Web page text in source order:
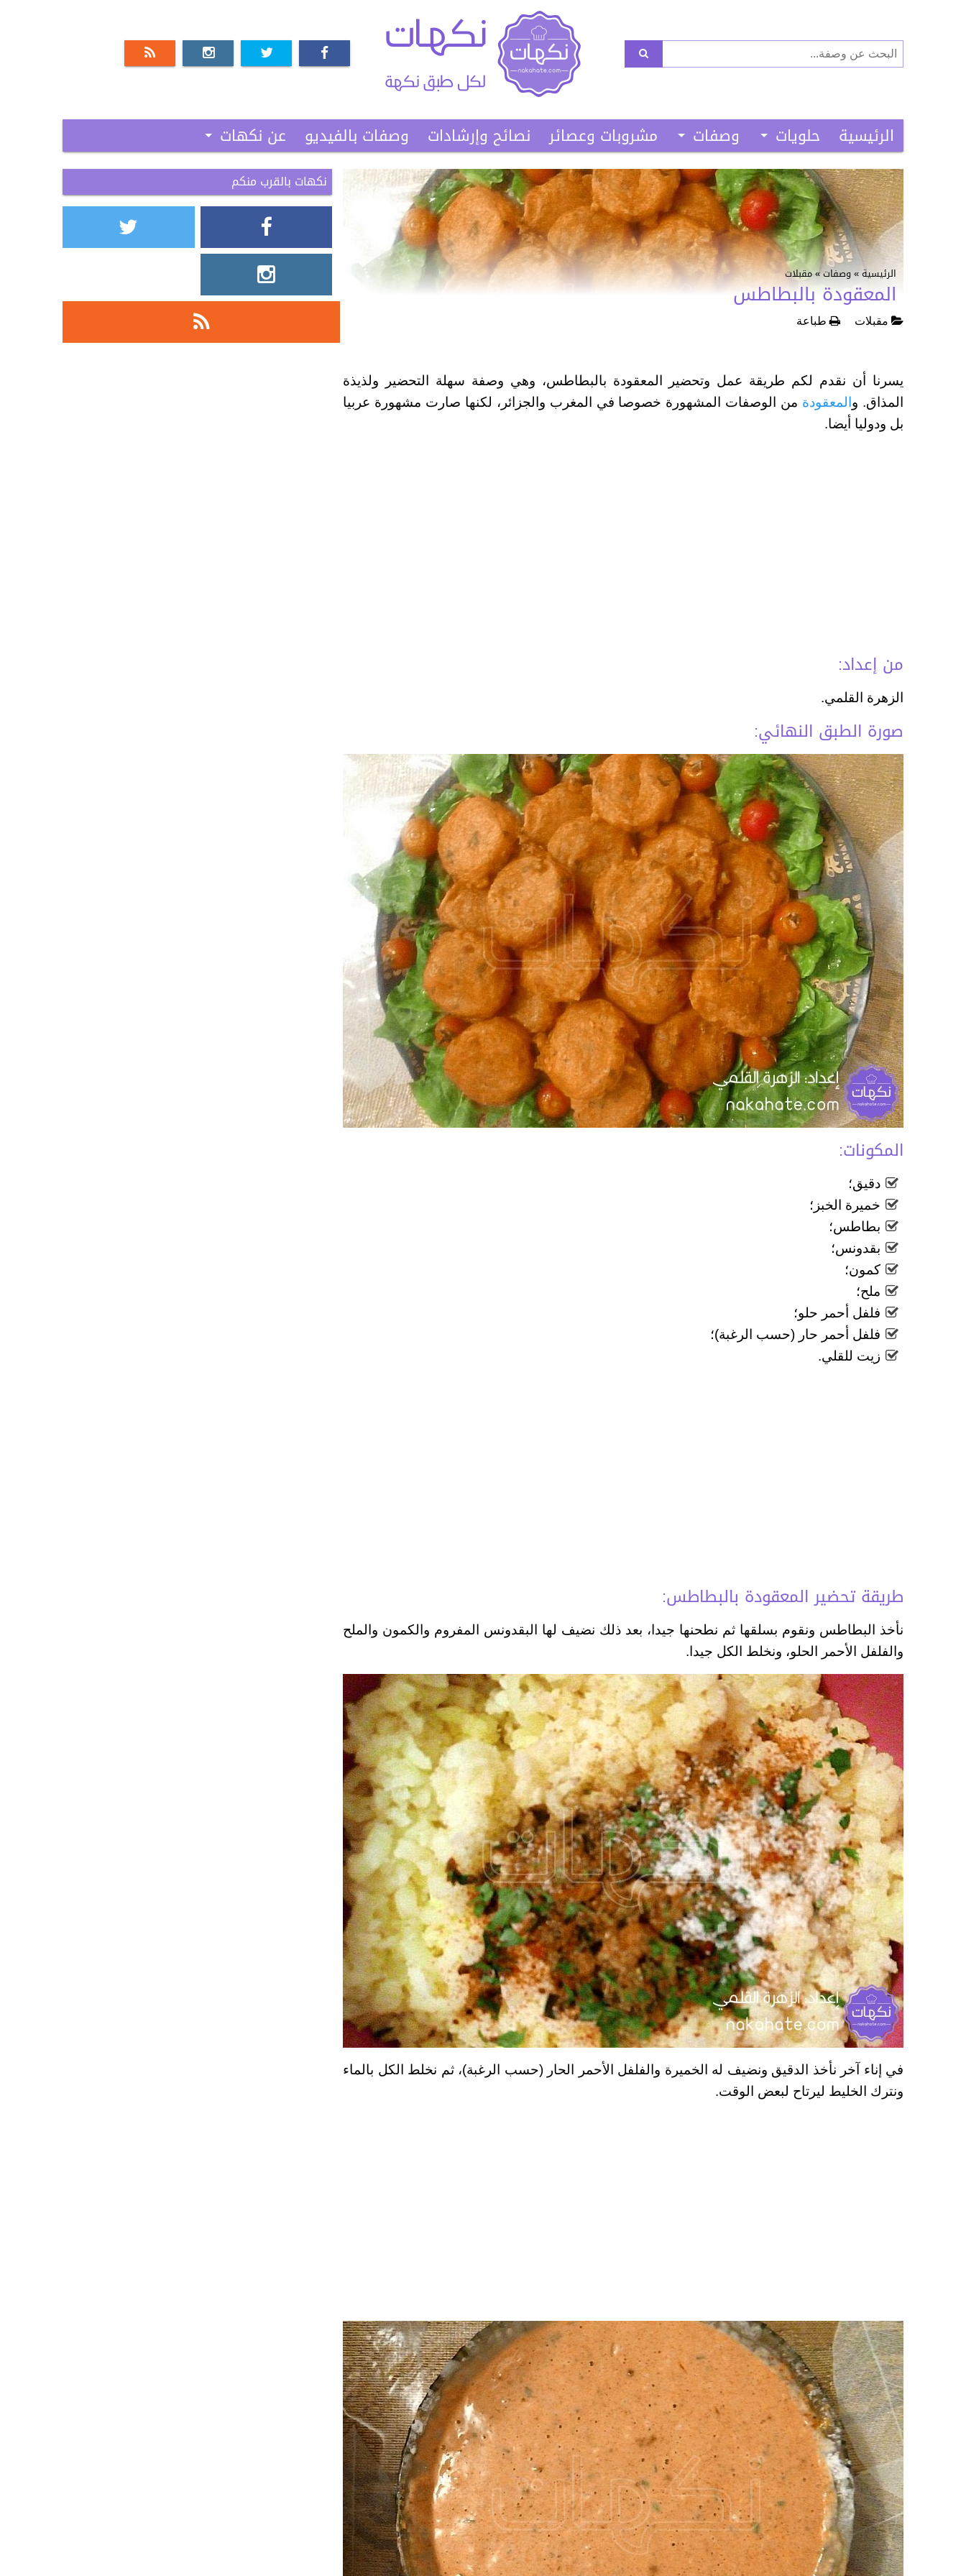
البحث
عن:
الرئيسية حلويات وصفات مشروبات وعصائر نصائح وإرشادات وصفات بالفيديو عن نكهات
الرئيسية»وصفات»مقبلات
المعقودة بالبطاطس
مقبلات طباعة
يسرنا أن نقدم لكم طريقة عمل وتحضير المعقودة بالبطاطس، وهي وصفة سهلة التحضير ولذيذة
المذاق. و المعقودة من الوصفات المشهورة خصوصا في المغرب والجزائر، لكنها صارت مشهورة عربيا
بل ودوليا أيضا.
من إعداد:
الزهرة القلمي.
صورة الطبق النهائي:
المكونات:
دقيق؛
خميرة الخبز؛
بطاطس؛
بقدونس؛
كمون؛
ملح؛
فلفل أحمر حلو؛
فلفل أحمر حار (حسب الرغبة)؛
زيت للقلي.
طريقة تحضير المعقودة بالبطاطس:
نأخذ البطاطس ونقوم بسلقها ثم نطحنها جيدا، بعد ذلك نضيف لها البقدونس المفروم والكمون والملح
والفلفل الأحمر الحلو، ونخلط الكل جيدا.
في إناء آخر نأخذ الدقيق ونضيف له الخميرة والفلفل الأحمر الحار (حسب الرغبة)، ثم نخلط الكل بالماء
ونترك الخليط ليرتاح لبعض الوقت.
نكهات بالقرب منكم